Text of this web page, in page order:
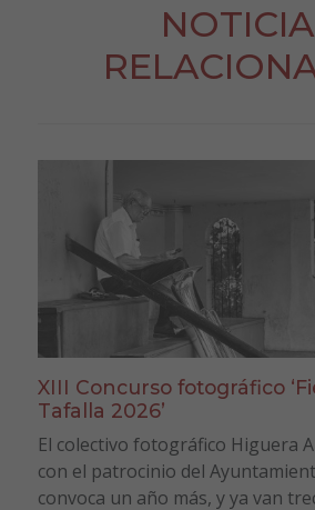
XIII Concurso fotográfico
Tafalla 2026’
El colectivo fotográfico Higuera
con el patrocinio del
convoca un año más, y ya van